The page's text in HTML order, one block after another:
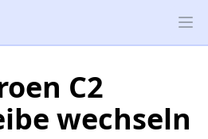
GmbH
C2
wechseln